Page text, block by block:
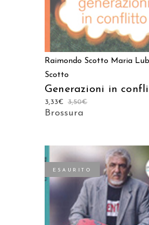
Raimondo Scotto Maria
Scotto
Generazioni in
3,50€
3,33€
Brossura
ESAURITO